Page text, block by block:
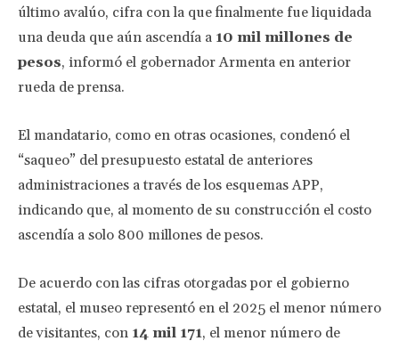
último avalúo, cifra con la que finalmente fue liquidada
una deuda que aún ascendía a 10 mil millones de
pesos, informó el gobernador Armenta en anterior
rueda de prensa.
El mandatario, como en otras ocasiones, condenó el
“saqueo” del presupuesto estatal de anteriores
administraciones a través de los esquemas APP,
indicando que, al momento de su construcción el costo
ascendía a solo 800 millones de pesos.
De acuerdo con las cifras otorgadas por el gobierno
estatal, el museo representó en el 2025 el menor número
de visitantes, con 14 mil 171, el menor número de